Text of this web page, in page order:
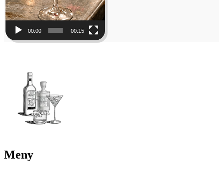
00:00 00:15
Meny